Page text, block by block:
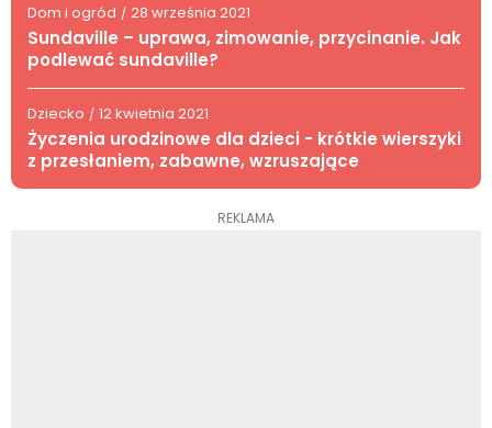
Dom i ogród / 28 września 2021
Sundaville – uprawa, zimowanie, przycinanie. Jak
podlewać sundaville?
Dziecko / 12 kwietnia 2021
Życzenia urodzinowe dla dzieci - krótkie wierszyki
z przesłaniem, zabawne, wzruszające
REKLAMA